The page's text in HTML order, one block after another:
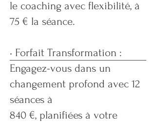
le coaching avec flexibilité, à
75 € la séance.
• Forfait Transformation :
Engagez-vous dans un
changement profond avec 12
séances à
840 €, planifiées à votre